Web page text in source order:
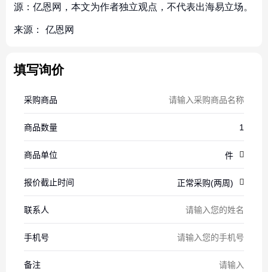
源：亿恩网，本文为作者独立观点，不代表出海易立场。
来源： 亿恩网
填写询价